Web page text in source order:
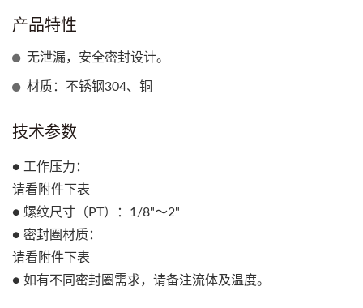
产品特性
无泄漏，安全密封设计。
材质：不锈钢304、铜
技术参数
● 工作压力：
请看附件下表
● 螺纹尺寸（PT）：1/8"～2"
● 密封圈材质：
请看附件下表
● 如有不同密封圈需求，请备注流体及温度。